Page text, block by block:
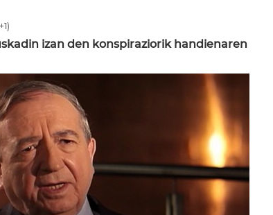
izan den konspiraziorik handienaren